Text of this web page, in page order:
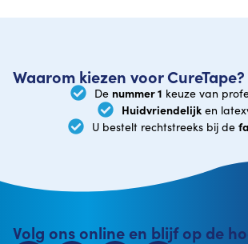
Waarom kiezen voor CureTape?
De nummer 1 keuze van
Huidvriendelijk en
U bestelt rechtstreeks bij de
Volg ons online en blijf op de